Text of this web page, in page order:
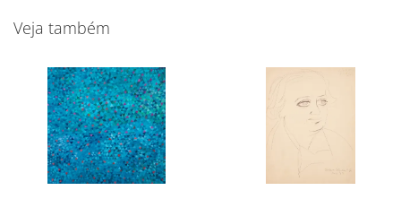
Veja também